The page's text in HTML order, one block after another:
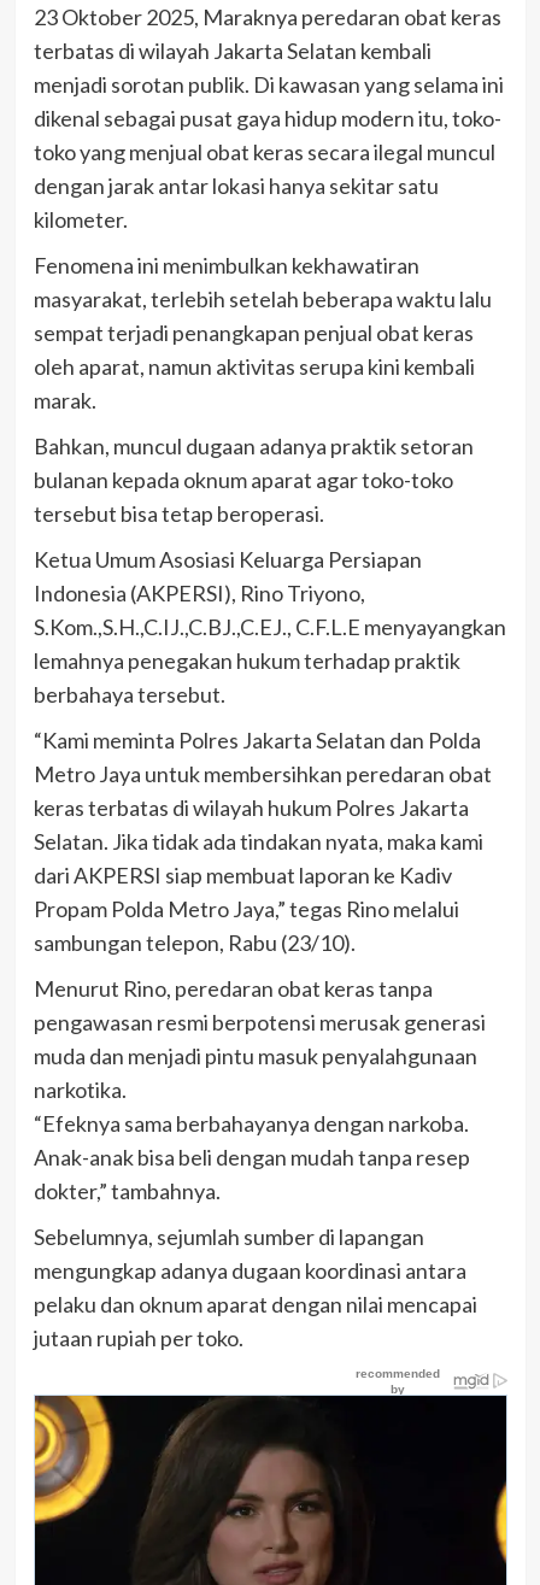
23 Oktober 2025, Maraknya peredaran obat keras
terbatas di wilayah Jakarta Selatan kembali
menjadi sorotan publik. Di kawasan yang selama ini
dikenal sebagai pusat gaya hidup modern itu, toko-
toko yang menjual obat keras secara ilegal muncul
dengan jarak antar lokasi hanya sekitar satu
kilometer.
Fenomena ini menimbulkan kekhawatiran
masyarakat, terlebih setelah beberapa waktu lalu
sempat terjadi penangkapan penjual obat keras
oleh aparat, namun aktivitas serupa kini kembali
marak.
Bahkan, muncul dugaan adanya praktik setoran
bulanan kepada oknum aparat agar toko-toko
tersebut bisa tetap beroperasi.
Ketua Umum Asosiasi Keluarga Persiapan
Indonesia (AKPERSI), Rino Triyono,
S.Kom.,S.H.,C.IJ.,C.BJ.,C.EJ., C.F.L.E menyayangkan
lemahnya penegakan hukum terhadap praktik
berbahaya tersebut.
“Kami meminta Polres Jakarta Selatan dan Polda
Metro Jaya untuk membersihkan peredaran obat
keras terbatas di wilayah hukum Polres Jakarta
Selatan. Jika tidak ada tindakan nyata, maka kami
dari AKPERSI siap membuat laporan ke Kadiv
Propam Polda Metro Jaya,” tegas Rino melalui
sambungan telepon, Rabu (23/10).
Menurut Rino, peredaran obat keras tanpa
pengawasan resmi berpotensi merusak generasi
muda dan menjadi pintu masuk penyalahgunaan
narkotika.
“Efeknya sama berbahayanya dengan narkoba.
Anak-anak bisa beli dengan mudah tanpa resep
dokter,” tambahnya.
Sebelumnya, sejumlah sumber di lapangan
mengungkap adanya dugaan koordinasi antara
pelaku dan oknum aparat dengan nilai mencapai
jutaan rupiah per toko.